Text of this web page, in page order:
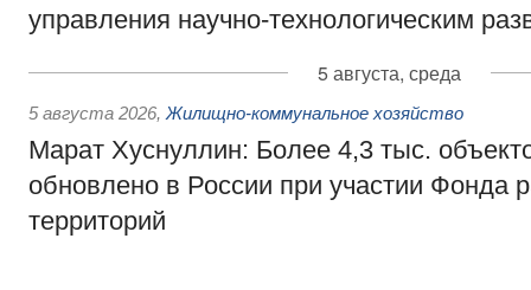
управления научно-технологическим
5 августа, среда
5 августа 2026, Жилищно-коммунальное хозяйство
Марат Хуснуллин: Более 4,3 тыс.
обновлено в России при участии Фонда
территорий